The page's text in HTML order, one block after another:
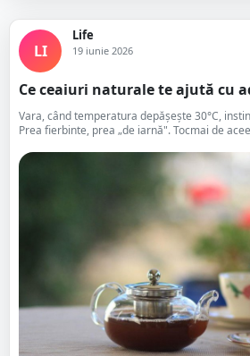
LI
Life
19 iunie 2026
Ce ceaiuri naturale te ajută cu
Vara, când temperatura depășește 30°C,
Prea fierbinte, prea „de iarnă". Tocmai de